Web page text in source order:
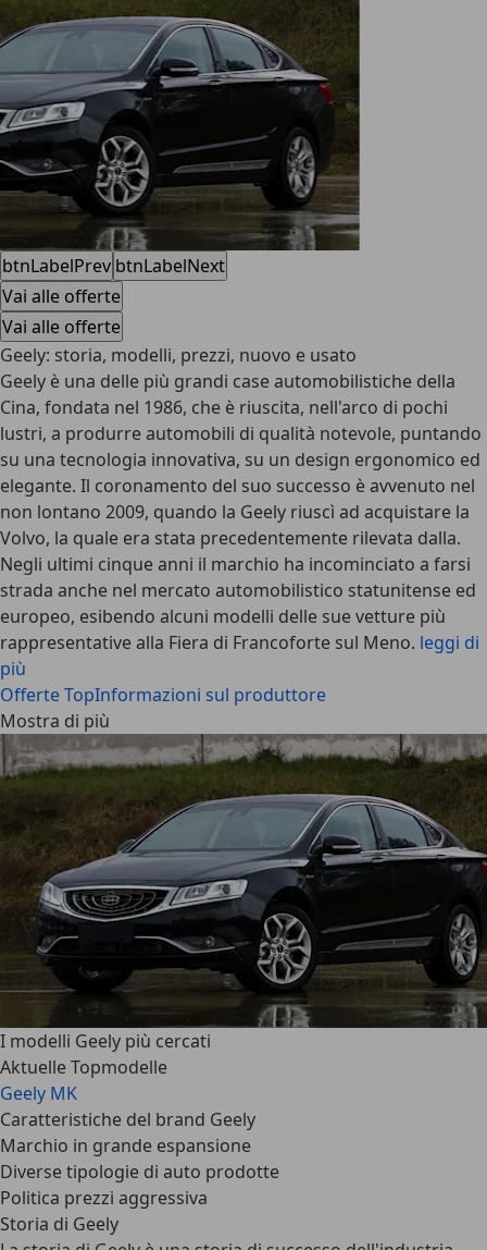
btnLabelPrev btnLabelNext
Vai alle offerte
Vai alle offerte
Geely: storia, modelli, prezzi, nuovo e usato
Geely è una delle più grandi case automobilistiche della
Cina, fondata nel 1986, che è riuscita, nell'arco di pochi
lustri, a produrre automobili di qualità notevole, puntando
su una tecnologia innovativa, su un design ergonomico ed
elegante. Il coronamento del suo successo è avvenuto nel
non lontano 2009, quando la Geely riuscì ad acquistare la
Volvo, la quale era stata precedentemente rilevata dalla.
Negli ultimi cinque anni il marchio ha incominciato a farsi
strada anche nel mercato automobilistico statunitense ed
europeo, esibendo alcuni modelli delle sue vetture più
rappresentative alla Fiera di Francoforte sul Meno. leggi di
più
Offerte TopInformazioni sul produttore
Mostra di più
I modelli Geely più cercati
Aktuelle Topmodelle
Geely MK
Caratteristiche del brand Geely
Marchio in grande espansione
Diverse tipologie di auto prodotte
Politica prezzi aggressiva
Storia di Geely